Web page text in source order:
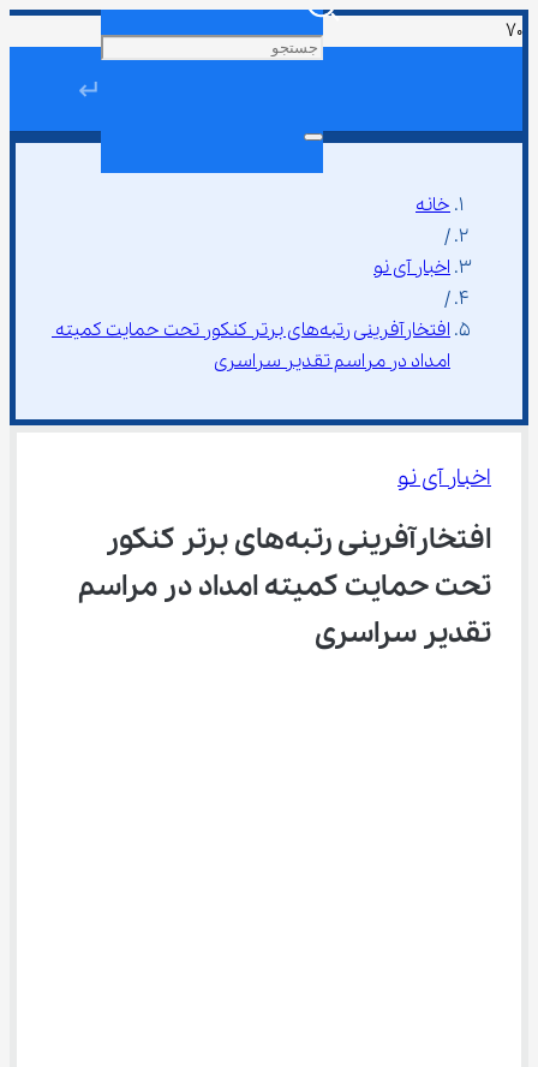
↵
خانه
/
اخبار آی نو
/
افتخارآفرینی رتبه‌های برتر کنکور تحت حمایت کمیته
امداد در مراسم تقدیر سراسری
اخبار آی نو
افتخارآفرینی رتبه‌های برتر کنکور
تحت حمایت کمیته امداد در مراسم
تقدیر سراسری